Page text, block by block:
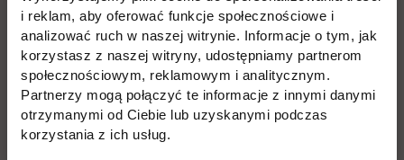
i reklam, aby oferować funkcje społecznościowe i
analizować ruch w naszej witrynie. Informacje o tym, jak
korzystasz z naszej witryny, udostępniamy partnerom
społecznościowym, reklamowym i analitycznym.
Partnerzy mogą połączyć te informacje z innymi danymi
otrzymanymi od Ciebie lub uzyskanymi podczas
korzystania z ich usług.
też otwarte zapisy na innych kierunkach w ofercie
UTH:https://rekrutacja.uth.edu.pl/pl/link otwiera się w
Masz pytania? Zadzwoń, napisz!
tel.22 262 88 89